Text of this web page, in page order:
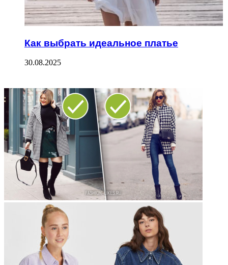
Как выбрать идеальное платье
30.08.2025